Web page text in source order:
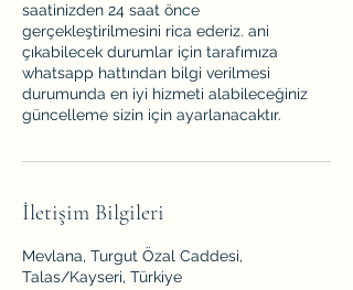
saatinizden 24 saat önce
gerçekleştirilmesini rica ederiz. ani
çıkabilecek durumlar için tarafımıza
whatsapp hattından bilgi verilmesi
durumunda en iyi hizmeti alabileceğiniz
güncelleme sizin için ayarlanacaktır.
İletişim Bilgileri
Mevlana, Turgut Özal Caddesi,
Talas/Kayseri, Türkiye